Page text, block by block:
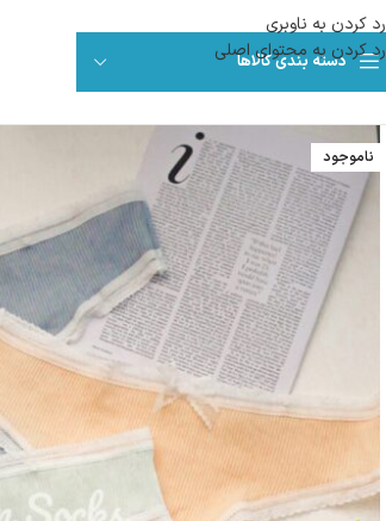
رد کردن به ناوبری
رد کردن به محتوای اصلی
دسته بندی کالاها
ناموجود